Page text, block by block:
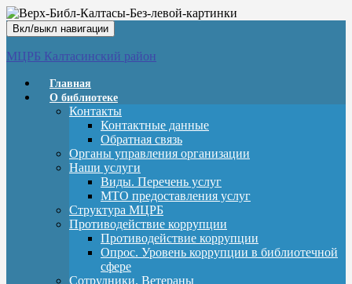
Вкл/выкл навигации
МЦРБ Калтасинский район
Главная
О библиотеке
Контакты
Контактные данные
Обратная связь
Органы управления организации
Наши услуги
Виды. Перечень услуг
МТО предоставления услуг
Структура МЦРБ
Противодействие коррупции
Противодействие коррупции
Опрос. Уровень коррупции в библиотечной
сфере
Сотрудники. Ветераны